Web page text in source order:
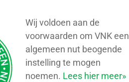
Wij voldoen aan de
voorwaarden om VNK een
algemeen nut beogende
instelling te mogen
noemen. Lees hier meer»